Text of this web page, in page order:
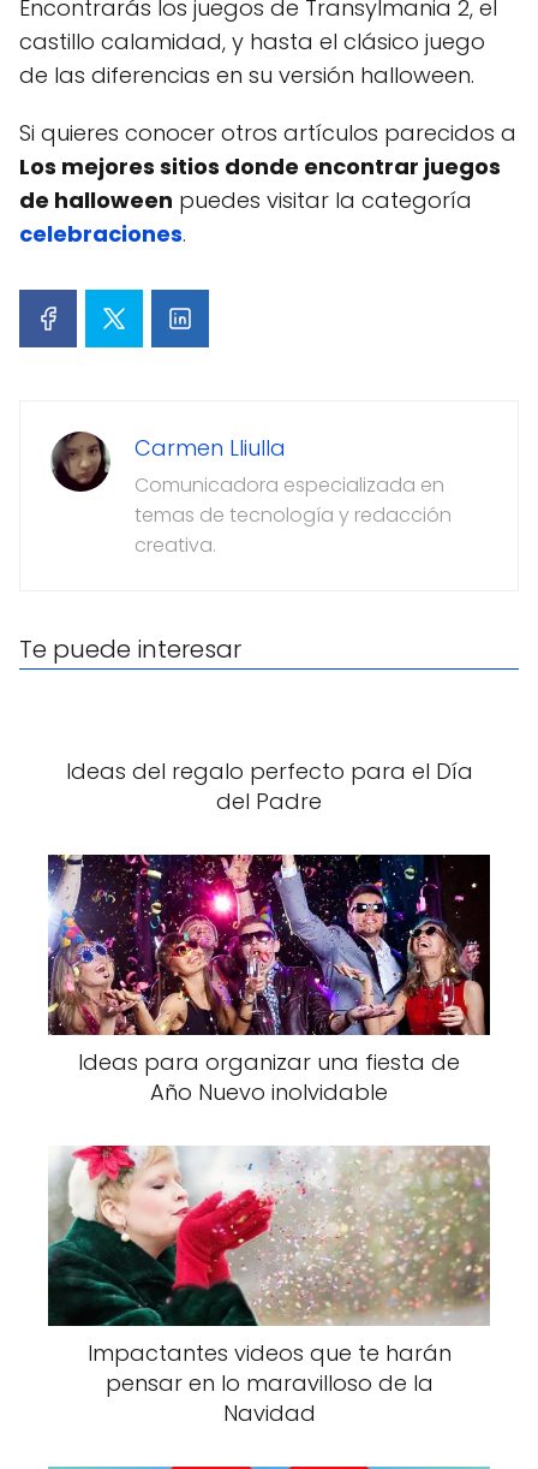
Encontrarás los juegos de Transylmania 2, el
castillo calamidad, y hasta el clásico juego
de las diferencias en su versión halloween.
Si quieres conocer otros artículos parecidos a
Los mejores sitios donde encontrar juegos
de halloween puedes visitar la categoría
celebraciones.
Carmen Lliulla
Comunicadora especializada en
temas de tecnología y redacción
creativa.
Te puede interesar
Ideas del regalo perfecto para el Día
del Padre
Ideas para organizar una fiesta de
Año Nuevo inolvidable
Impactantes videos que te harán
pensar en lo maravilloso de la
Navidad